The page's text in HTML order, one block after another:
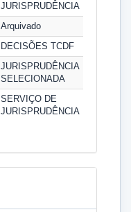
JURISPRUDÊNCIA
Arquivado
DECISÕES TCDF
JURISPRUDÊNCIA
SELECIONADA
SERVIÇO DE
JURISPRUDÊNCIA